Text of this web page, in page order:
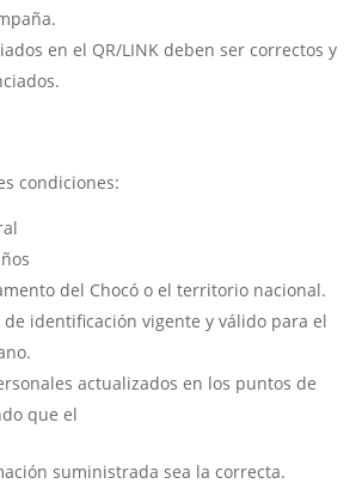
en el QR/LINK deben ser correctos y
condiciones:
del Chocó o el territorio nacional.
identificación vigente y válido para el
actualizados en los puntos de
que el
suministrada sea la correcta.